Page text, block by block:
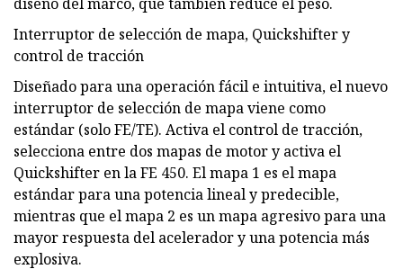
Interruptor de selección de mapa, Quickshifter y
control de tracción
Diseñado para una operación fácil e intuitiva, el nuevo
interruptor de selección de mapa viene como
estándar (solo FE/TE). Activa el control de tracción,
selecciona entre dos mapas de motor y activa el
Quickshifter en la FE 450. El mapa 1 es el mapa
estándar para una potencia lineal y predecible,
mientras que el mapa 2 es un mapa agresivo para una
mayor respuesta del acelerador y una potencia más
explosiva.